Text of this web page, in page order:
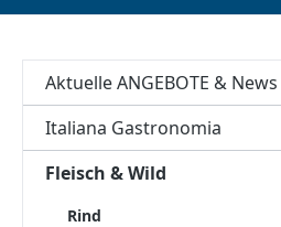
Aktuelle ANGEBOTE & News
Italiana Gastronomia
Fleisch & Wild
Rind